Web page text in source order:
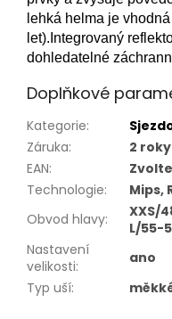
lehká helma je
let).Integrovaný
dohledatelné
Doplňkové
Kategorie:
Záruka:
2 roky
EAN:
Technologie:
Mips,
Obvod hlavy:
XXS/
L/55-
Nastavení
velikosti:
ano
Typ uší: